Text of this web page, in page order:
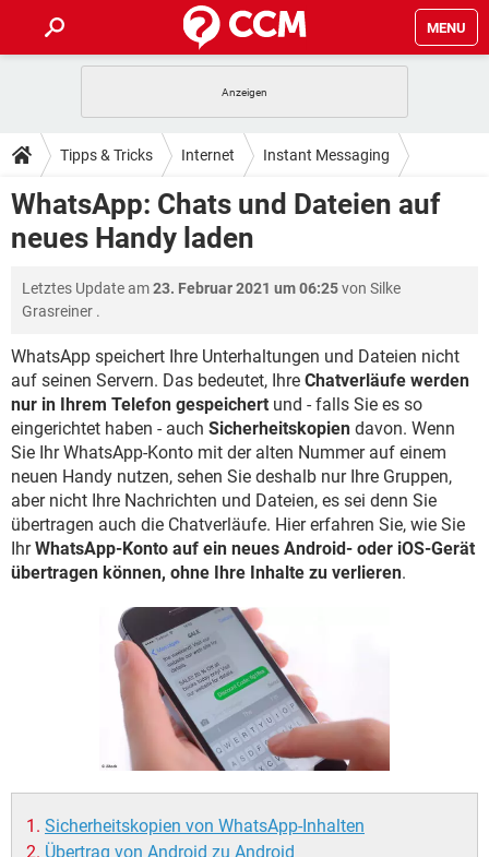
MENU
ANDROID IOS
WINDOWS 10 INSTAGRAM
WHATSAPP
TIPPS & TRICKS
SPIELE
ANDROID IOS
WHATSAPP TIKTOK
DOWNLOADS
SPIELE
WINDOWS 10
WHATSAPP TIKTOK
FACEBOOK HARDWARE
FORUM
SPIELE STREAMING
WINDOWS 10 INSTAGRAM
WHATSAPP TIKTOK
FACEBOOK HARDWARE
LEXIKON
SPIELE STREAMING
ANDROID IOS
WINDOWS 10 INSTAGRAM
WHATSAPP TIKTOK
FACEBOOK HARDWARE
Tipps & Tricks Internet Instant Messaging
WhatsApp
WhatsApp: Chats und Dateien auf
neues Handy laden
Letztes Update am23. Februar 2021 um 06:25von Silke
Grasreiner .
WhatsApp speichert Ihre Unterhaltungen und Dateien nicht
auf seinen Servern. Das bedeutet, Ihre Chatverläufe werden
nur in Ihrem Telefon gespeichert und - falls Sie es so
eingerichtet haben - auch Sicherheitskopien davon. Wenn
Sie Ihr WhatsApp-Konto mit der alten Nummer auf einem
neuen Handy nutzen, sehen Sie deshalb nur Ihre Gruppen,
aber nicht Ihre Nachrichten und Dateien, es sei denn Sie
übertragen auch die Chatverläufe. Hier erfahren Sie, wie Sie
IhrWhatsApp-Konto auf ein neues Android- oder iOS-Gerät
übertragen können, ohne Ihre Inhalte zu verlieren.
Sicherheitskopien von WhatsApp-Inhalten
Übertrag von Android zu Android